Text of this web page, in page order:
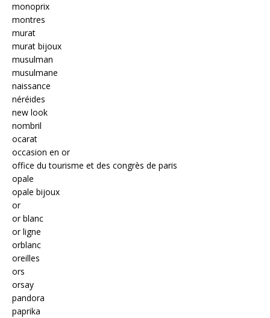
monoprix
montres
murat
murat bijoux
musulman
musulmane
naissance
néréides
new look
nombril
ocarat
occasion en or
office du tourisme et des congrès de paris
opale
opale bijoux
or
or blanc
or ligne
orblanc
oreilles
ors
orsay
pandora
paprika